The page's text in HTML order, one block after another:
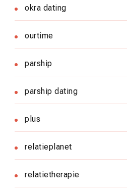
okra dating
ourtime
parship
parship dating
plus
relatieplanet
relatietherapie